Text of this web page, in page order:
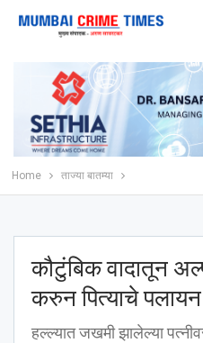
Home ताज्या बातम्या
कौटुंबिक वादातून
करुन पित्याचे पलायन
हल्ल्यात जखमी झालेल्या